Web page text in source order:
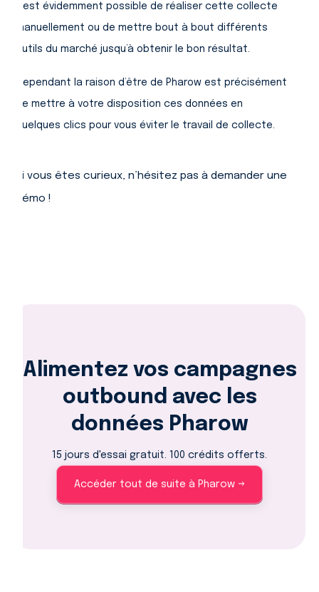
Il est évidemment possible de réaliser cette collecte
manuellement ou de mettre bout à bout différents
outils du marché jusqu’à obtenir le bon résultat.
Cependant la raison d’être de Pharow est précisément
de mettre à votre disposition ces données en
quelques clics pour vous éviter le travail de collecte.
Si vous êtes curieux, n’hésitez pas à demander une
démo !
Alimentez vos campagnes
outbound avec les
données Pharow
15 jours d'essai gratuit. 100 crédits offerts.
Accéder tout de suite à Pharow →